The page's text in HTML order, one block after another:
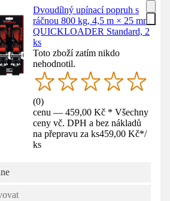
Dvoudílný upínací popruh s
ráčnou 800 kg, 4,5 m × 25 mm
QUICKLOADER Standard, 2
ks
Toto zboží zatím nikdo
nehodnotil.
(0)
cenu — 459,00 Kč * Všechny
ceny vč. DPH a bez nákladů
na přepravu za ks459,00 Kč*/
ks